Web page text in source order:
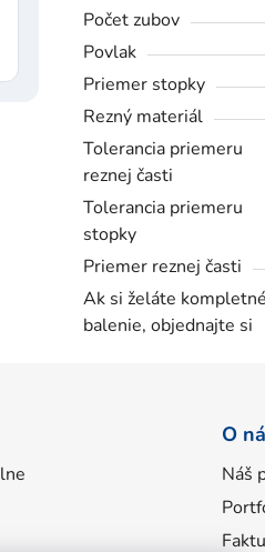
Počet zubov
Povlak
Priemer stopky
Rezný materiál
Tolerancia priemeru
reznej časti
Tolerancia priemeru
stopky
Priemer reznej časti
Ak si želáte kompletné
balenie, objednajte si
O
Náš